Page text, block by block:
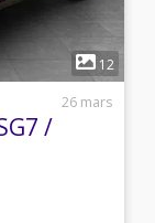
12
26 mars
/